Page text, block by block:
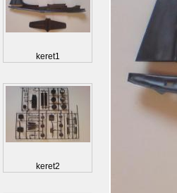
keret1
keret2